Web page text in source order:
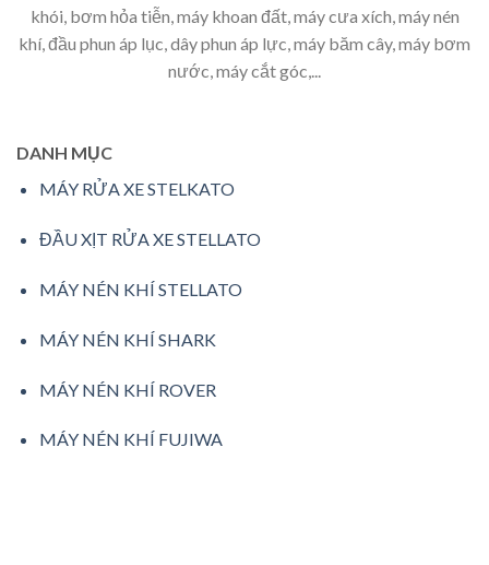
khói, bơm hỏa tiễn, máy khoan đất, máy cưa xích, máy nén
khí, đầu phun áp lục, dây phun áp lực, máy băm cây, máy bơm
nước, máy cắt góc,...
DANH MỤC
MÁY RỬA XE STELKATO
ĐẦU XỊT RỬA XE STELLATO
MÁY NÉN KHÍ STELLATO
MÁY NÉN KHÍ SHARK
MÁY NÉN KHÍ ROVER
MÁY NÉN KHÍ FUJIWA